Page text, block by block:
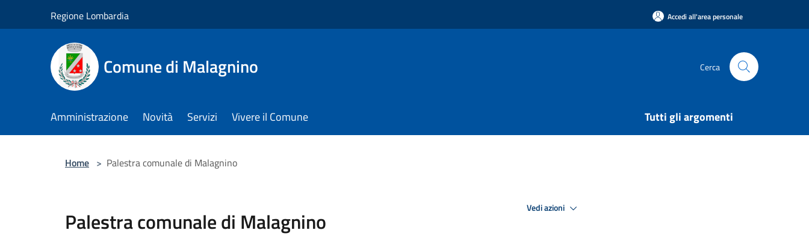
Regione Lombardia Accedi all'area personale
Comune di Malagnino Cerca
Amministrazione Novità Servizi Vivere il Comune Tutti gli argomenti
Home > Palestra comunale di Malagnino
Palestra comunale di Malagnino Vedi azioni